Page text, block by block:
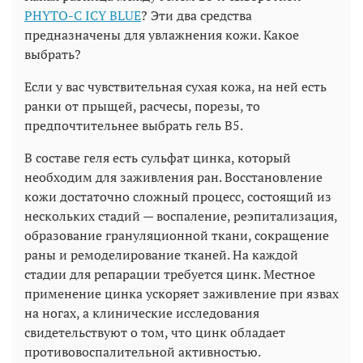
PHYTO-C ICY BLUE? Эти два средства
предназначены для увлажнения кожи. Какое
выбрать?
Если у вас чувствительная сухая кожа, на ней есть
ранки от прыщей, расчесы, порезы, то
предпочтительнее выбрать гель B5.
В составе геля есть сульфат цинка, который
необходим для заживления ран. Восстановление
кожи достаточно сложный процесс, состоящий из
нескольких стадий — воспаление, реэпитализация,
образование грануляционной ткани, сокращение
раны и ремоделирование тканей. На каждой
стадии для репарации требуется цинк. Местное
применение цинка ускоряет заживление при язвах
на ногах, а клинические исследования
свидетельствуют о том, что цинк обладает
противовоспалительной активностью.